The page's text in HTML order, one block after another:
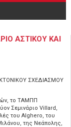
ΑΣΤΙΚΟΥ ΚΑΙ
ΣΧΕΔΙΑΣΜΟΥ
το ΤΑΜΠΠ
Σεμινάριο Villard,
του Alghero, του
της Νεάπολης,